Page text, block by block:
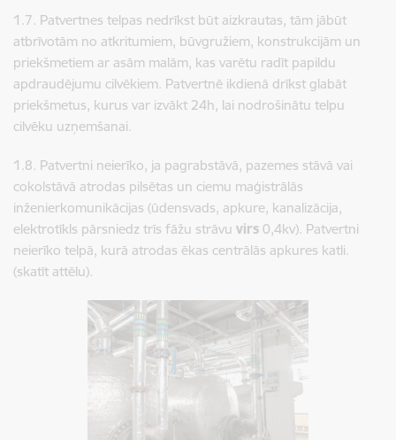
1.7. Patvertnes telpas nedrīkst būt aizkrautas, tām jābūt
atbrīvotām no atkritumiem, būvgružiem, konstrukcijām un
priekšmetiem ar asām malām, kas varētu radīt papildu
apdraudējumu cilvēkiem. Patvertnē ikdienā drīkst glabāt
priekšmetus, kurus var izvākt 24h, lai nodrošinātu telpu
cilvēku uzņemšanai.
1.8. Patvertni neierīko, ja pagrabstāvā, pazemes stāvā vai
cokolstāvā atrodas pilsētas un ciemu maģistrālās
inženierkomunikācijas (ūdensvads, apkure, kanalizācija,
elektrotīkls pārsniedz trīs fāžu strāvu virs 0,4kv). Patvertni
neierīko telpā, kurā atrodas ēkas centrālās apkures katli.
(skatīt attēlu).